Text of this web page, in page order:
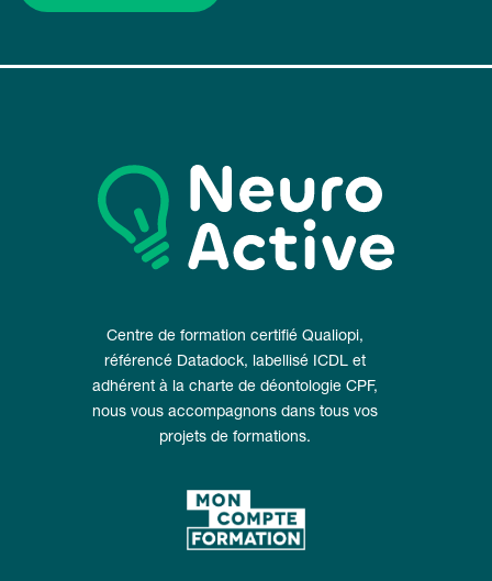
Centre de formation certifié Qualiopi,
référencé Datadock, labellisé ICDL et
adhérent à la charte de déontologie CPF,
nous vous accompagnons dans tous vos
projets de formations.